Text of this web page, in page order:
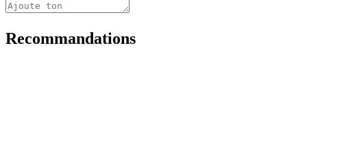
Recommandations